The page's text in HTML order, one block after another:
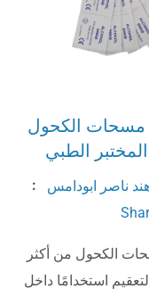
مسحات الكحول
الطبي
ناصر ابودامس
الكحول من أكثر
استخدامًا داخل